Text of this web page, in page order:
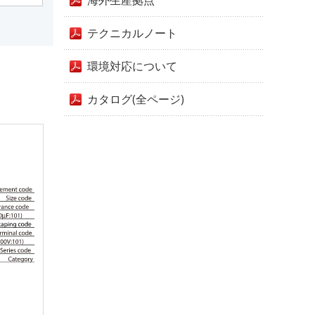
テクニカルノート
環境対応について
カタログ(全ページ)